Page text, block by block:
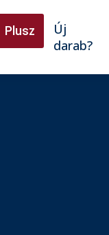
Plusz
Új
darab?